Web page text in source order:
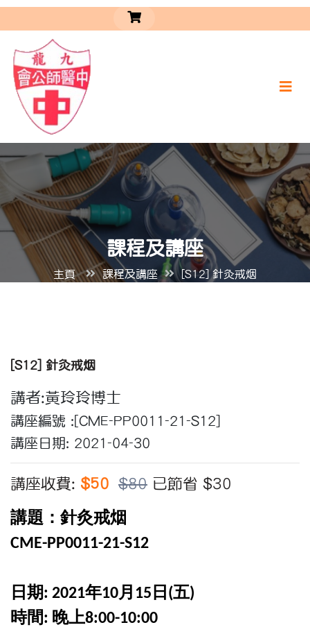
課程及講座
主頁 課程及講座 [S12] 針灸戒烟
[S12] 針灸戒烟
講者:黃玲玲博士
講座編號 :[CME-PP0011-21-S12]
講座日期: 2021-04-30
講座收費: $50 $80 已節省 $30
講題： 針灸戒烟
CME-PP0011-21-S12
日期: 2021年10月 15 日 (五)
時間: 晚上8:00-10:00